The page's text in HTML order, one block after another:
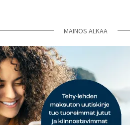
MAINOS ALKAA